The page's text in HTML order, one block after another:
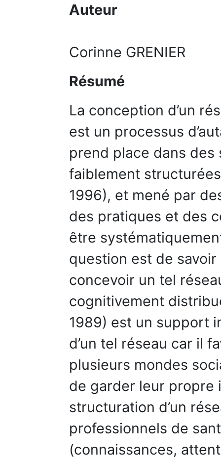
Auteur
Corinne GRENIER
Résumé
La conception d’un
est un processus
prend place dans
faiblement
1996), et mené par
des pratiques et des
être
question est de
concevoir un tel
cognitivement
1989) est un support
d’un tel réseau car il
plusieurs mondes
de garder leur propre
structuration d’un
professionnels de
(connaissances,